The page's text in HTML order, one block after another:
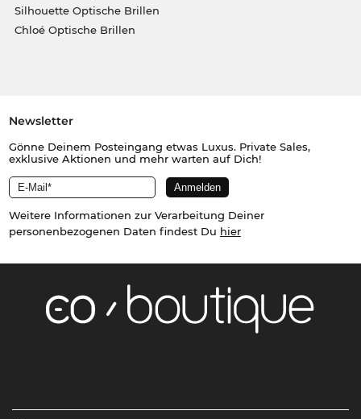
Silhouette Optische Brillen
Chloé Optische Brillen
Newsletter
Gönne Deinem Posteingang etwas Luxus. Private Sales,
exklusive Aktionen und mehr warten auf Dich!
Weitere Informationen zur Verarbeitung Deiner
personenbezogenen Daten findest Du hier